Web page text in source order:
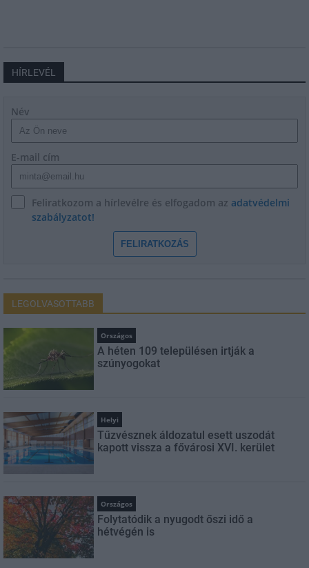
HÍRLEVÉL
Név
E-mail cím
Feliratkozom a hírlevélre és elfogadom az adatvédelmi
szabályzatot!
FELIRATKOZÁS
LEGOLVASOTTABB
Országos
A héten 109 településen irtják a
szúnyogokat
Helyi
Tűzvésznek áldozatul esett uszodát
kapott vissza a fővárosi XVI. kerület
Országos
Folytatódik a nyugodt őszi idő a
hétvégén is